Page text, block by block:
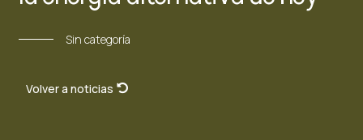
Sin categoría
Volver a noticias